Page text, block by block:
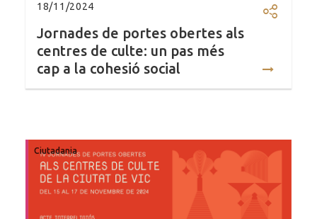
18/11/2024
Jornades de portes obertes als
centres de culte: un pas més
cap a la cohesió social
Ciutadania